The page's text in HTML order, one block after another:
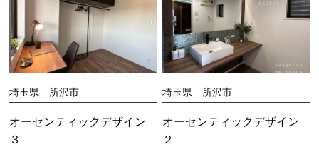
埼玉県 所沢市
オーセンティックデザイン
３
埼玉県 所沢市
オーセンティックデザイン
２